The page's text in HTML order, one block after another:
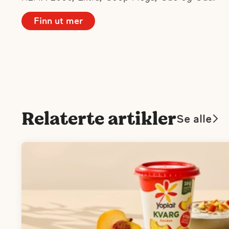
Finn ut mer
Relaterte artiklerSe alle